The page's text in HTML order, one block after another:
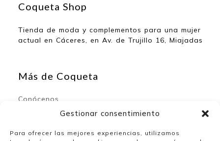
Gestionar consentimiento
Para ofrecer las mejores experiencias, utilizamos
Coqueta Shop
Tienda de moda y complementos para una mujer
actual en Cáceres, en Av. de Trujillo 16, Miajadas
Más de Coqueta
Conócenos